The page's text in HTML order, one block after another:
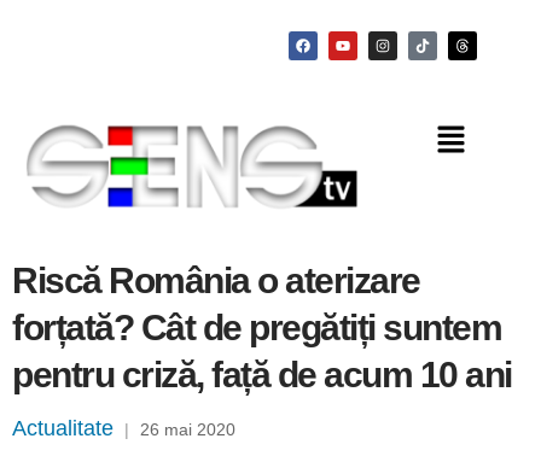
Riscă România o aterizare
forțată? Cât de pregătiți suntem
pentru criză, față de acum 10 ani
Actualitate | 26 mai 2020